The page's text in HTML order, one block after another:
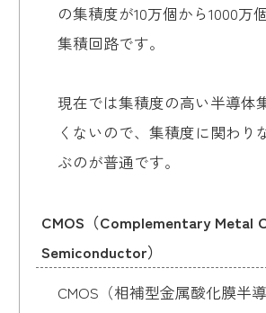
の集積度が10万個から1000万
集積回路です。
現在では集積度の高い半導体
くないので、集積度に関わり
ぶのが普通です。
CMOS（Complementary Metal
Semiconductor）
CMOS（相補型金属酸化膜半